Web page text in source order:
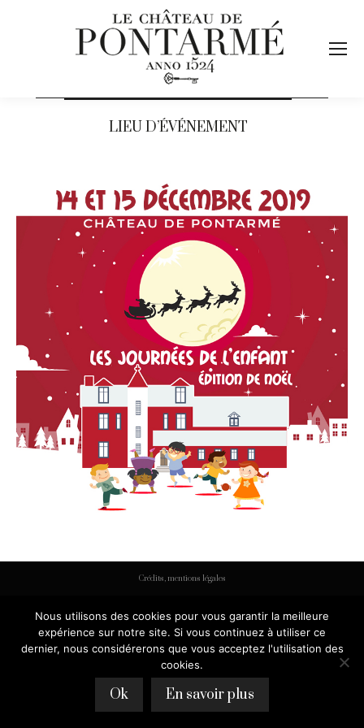
LIEU D’ÉVÉNEMENT
Crédits, mentions légales
Nous utilisons des cookies pour vous garantir la meilleure
expérience sur notre site. Si vous continuez à utiliser ce
dernier, nous considérerons que vous acceptez l'utilisation des
cookies.
Ok En savoir plus